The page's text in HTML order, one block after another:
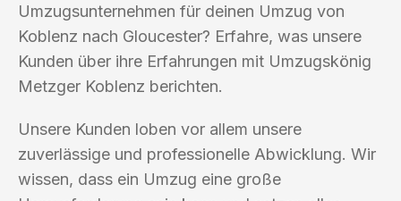
Umzugsunternehmen für deinen Umzug von
Koblenz nach Gloucester? Erfahre, was unsere
Kunden über ihre Erfahrungen mit Umzugskönig
Metzger Koblenz berichten.
Unsere Kunden loben vor allem unsere
zuverlässige und professionelle Abwicklung. Wir
wissen, dass ein Umzug eine große